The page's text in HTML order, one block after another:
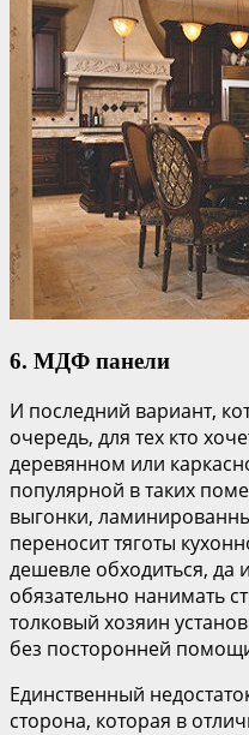
6. МДФ панели
И последний вариант,
очередь, для тех кто
деревянном или
популярной в таких
выгонки,
переносит тяготы
дешевле обходиться, да
обязательно нанимать
толковый хозяин
без посторонней
Единственный
сторона, которая в